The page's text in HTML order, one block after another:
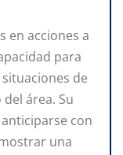
en acciones a
para
de
área. Su
con
una